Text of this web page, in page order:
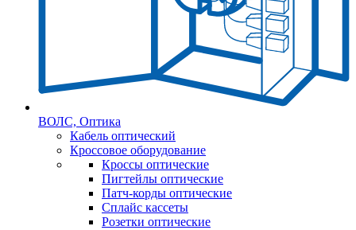
ВОЛС, Оптика
Кабель оптический
Кроссовое оборудование
Кроссы оптические
Пигтейлы оптические
Патч-корды оптические
Сплайс кассеты
Розетки оптические